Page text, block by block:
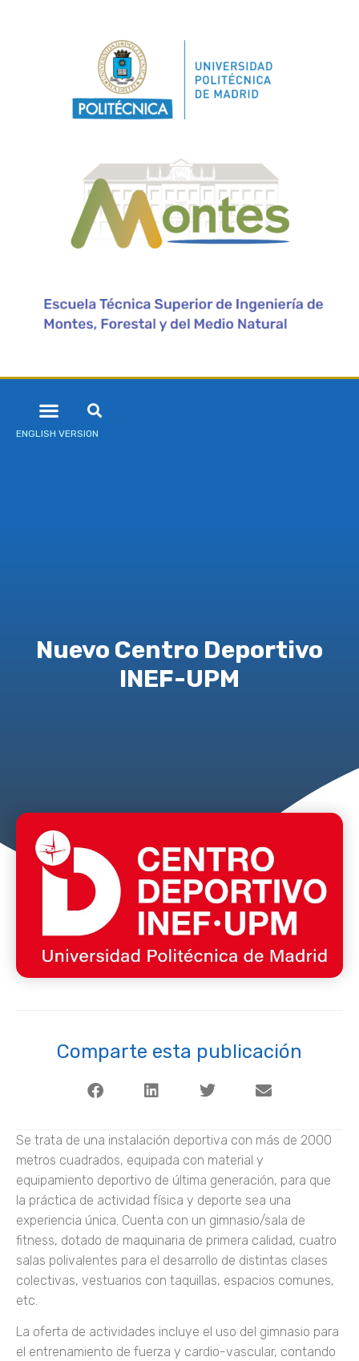
ENGLISH VERSION
Nuevo Centro Deportivo
INEF-UPM
Comparte esta publicación
Se trata de una instalación deportiva con más de 2000
metros cuadrados, equipada con material y
equipamiento deportivo de última generación, para que
la práctica de actividad física y deporte sea una
experiencia única. Cuenta con un gimnasio/sala de
fitness, dotado de maquinaria de primera calidad, cuatro
salas polivalentes para el desarrollo de distintas clases
colectivas, vestuarios con taquillas, espacios comunes,
etc.
La oferta de actividades incluye el uso del gimnasio para
el entrenamiento de fuerza y cardio-vascular, contando